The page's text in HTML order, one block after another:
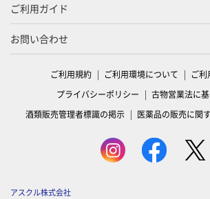
ご利用ガイド
お問い合わせ
ご利用規約 ご利用環境について
ご
プライバシーポリシー
古物営業法に
酒類販売管理者標識の掲示
医薬品の販売に関
アスクル株式会社